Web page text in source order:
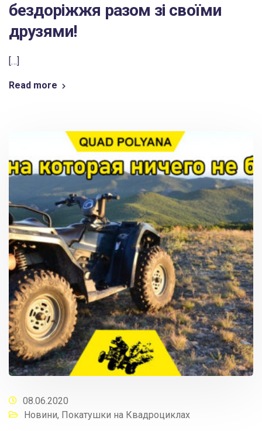
бездоріжжя разом зі своїми
друзями!
[…]
Read more
08.06.2020
Новини, Покатушки на Квадроциклах